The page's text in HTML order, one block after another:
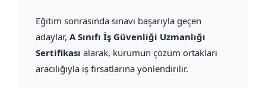
Eğitim sonrasında sınavı başarıyla geçen
adaylar, A Sınıfı İş Güvenliği Uzmanlığı
Sertifikası alarak, kurumun çözüm ortakları
aracılığıyla iş fırsatlarına yönlendirilir.